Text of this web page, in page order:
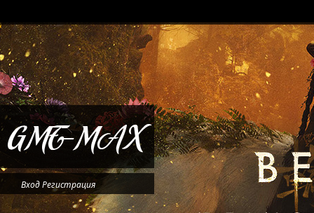
ВходРегистрация